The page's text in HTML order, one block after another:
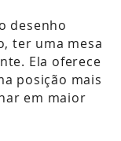
desenho
ter uma mesa
Ela oferece
posição mais
em maior